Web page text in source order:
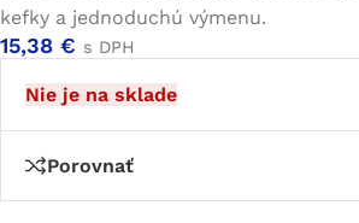
kefky a jednoduchú výmenu.
15,38 € s DPH
Nie je na sklade
Porovnať